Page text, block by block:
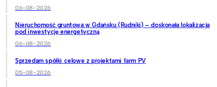
06-08-2026
Nieruchomość gruntowa w Gdańsku (Rudniki) – doskonała lokalizacja
pod inwestycję energetyczną
06-08-2026
Sprzedam spółki celowe z projektami farm PV
05-08-2026